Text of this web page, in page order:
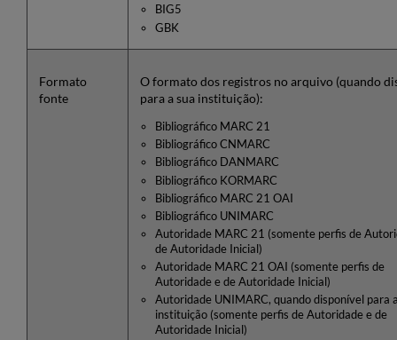
BIG5
GBK
Formato
fonte
O formato dos registros no arquivo (quando
para a sua instituição):
Bibliográfico MARC 21
Bibliográfico CNMARC
Bibliográfico DANMARC
Bibliográfico KORMARC
Bibliográfico MARC 21 OAI
Bibliográfico UNIMARC
Autoridade MARC 21 (somente perfis de
de Autoridade Inicial)
Autoridade MARC 21 OAI (somente perfis de
Autoridade e de Autoridade Inicial)
Autoridade UNIMARC, quando disponível para
instituição (somente perfis de Autoridade e de
Autoridade Inicial)